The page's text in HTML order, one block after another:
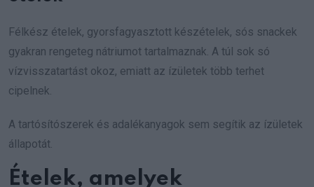
Félkész ételek, gyorsfagyasztott készételek, sós snackek
gyakran rengeteg nátriumot tartalmaznak. A túl sok só
vízvisszatartást okoz, emiatt az ízületek több terhet
cipelnek.
A tartósítószerek és adalékanyagok sem segítik az ízületek
állapotát.
Ételek, amelyek